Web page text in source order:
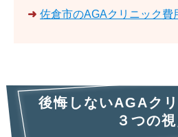
➜ 佐倉市のAGAクリニック費
後悔しないAGAク
３つの